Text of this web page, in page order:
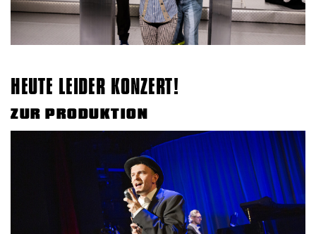
HEUTE LEIDER KONZERT!
ZUR PRODUKTION